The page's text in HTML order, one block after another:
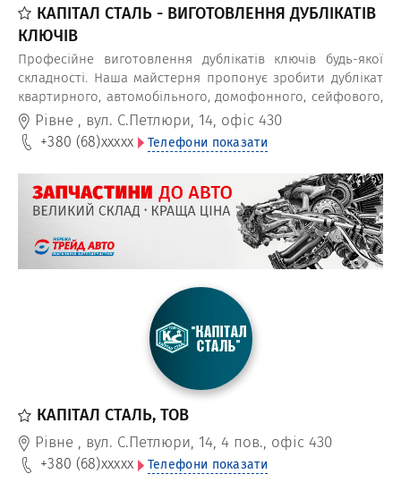
КАПІТАЛ СТАЛЬ - ВИГОТОВЛЕННЯ ДУБЛІКАТІВ
КЛЮЧІВ
Професійне виготовлення дублікатів ключів будь-якої
складності. Наша майстерня пропонує зробити дублікат
квартирного, автомобільного, домофонного, сейфового,
гаражного ключа. Допоможемо поремонтувати або
підібрати новий замок.
Рівне , вул. С.Петлюри, 14, офіс 430
+380 (68)xxxxx Телефони показати
КАПІТАЛ СТАЛЬ, ТОВ
Рівне , вул. С.Петлюри, 14, 4 пов., офіс 430
+380 (68)xxxxx Телефони показати